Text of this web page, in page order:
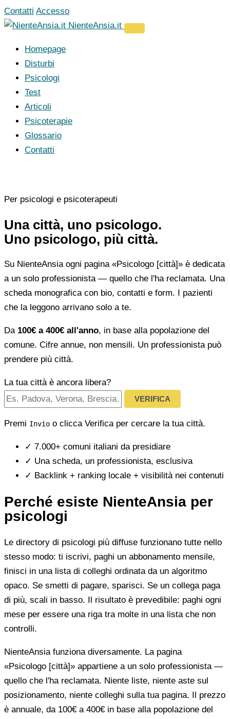
Vai
al
Contatti Accesso
NienteAnsia.it
Homepage
Disturbi
Psicologi
Test
Articoli
Psicoterapie
Glossario
Contatti
Per psicologi e psicoterapeuti
Una città, uno psicologo.
Uno psicologo, più città.
Su NienteAnsia ogni pagina «Psicologo [città]» è dedicata
a un solo professionista — quello che l'ha reclamata. Una
scheda monografica con bio, contatti e form. I pazienti
che la leggono arrivano solo a te.
Da 100€ a 400€ all'anno, in base alla popolazione del
comune. Cifre annue, non mensili. Un professionista può
prendere più città.
La tua città è ancora libera?
VERIFICA
Premi Invio o clicca Verifica per cercare la tua città.
✓ 7.000+ comuni italiani da presidiare
✓ Una scheda, un professionista, esclusiva
✓ Backlink + ranking locale + visibilità nei contenuti
Perché esiste NienteAnsia per
psicologi
Le directory di psicologi più diffuse funzionano tutte nello
stesso modo: ti iscrivi, paghi un abbonamento mensile,
finisci in una lista di colleghi ordinata da un algoritmo
opaco. Se smetti di pagare, sparisci. Se un collega paga
di più, scali in basso. Il risultato è prevedibile: paghi ogni
mese per essere una riga tra molte in una lista che non
controlli.
NienteAnsia funziona diversamente. La pagina
«Psicologo [città]» appartiene a un solo professionista —
quello che l'ha reclamata. Niente liste, niente aste sul
posizionamento, niente colleghi sulla tua pagina. Il prezzo
è annuale, da 100€ a 400€ in base alla popolazione del